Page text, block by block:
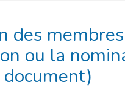
des
ou la